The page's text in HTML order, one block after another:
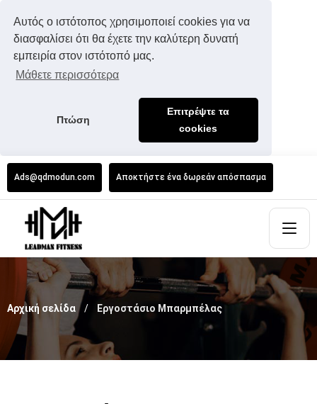
Αυτός ο ιστότοπος χρησιμοποιεί cookies για να
διασφαλίσει ότι θα έχετε την καλύτερη δυνατή
εμπειρία στον ιστότοπό μας.
Μάθετε περισσότερα
Πτώση
Επιτρέψτε τα
cookies
Ads@qdmodun.com Αποκτήστε ένα δωρεάν απόσπασμα
Αρχική σελίδα Εργοστάσιο Μπαρμπέλας